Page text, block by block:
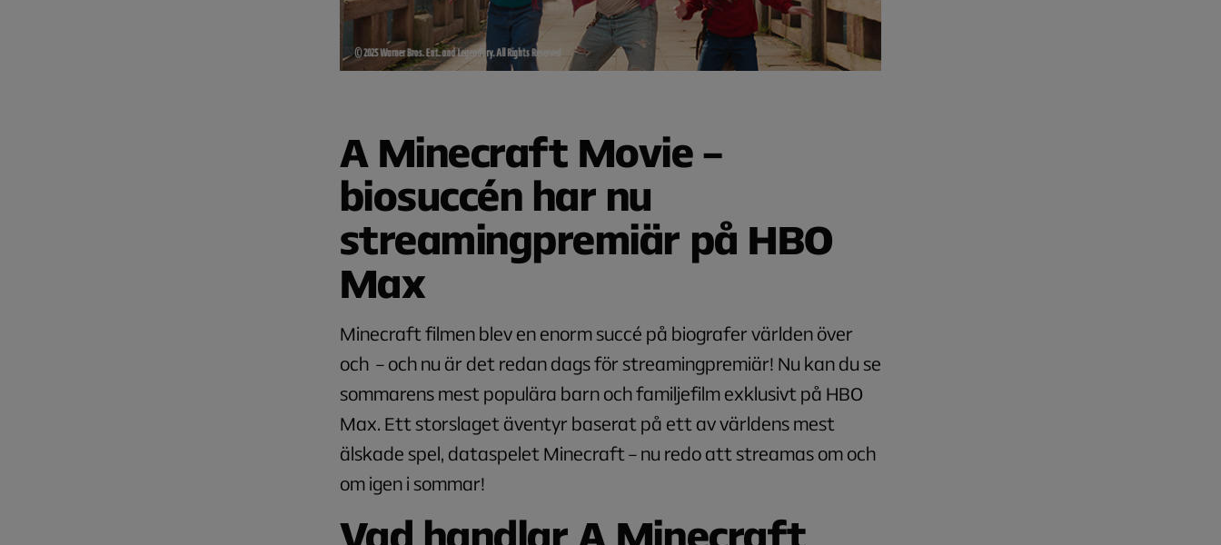
A Minecraft Movie –
biosuccén har nu
streamingpremiär på HBO
Max
Minecraft filmen blev en enorm succé på biografer världen över
och – och nu är det redan dags för streamingpremiär! Nu kan du se
sommarens mest populära barn och familjefilm exklusivt på HBO
Max. Ett storslaget äventyr baserat på ett av världens mest
älskade spel, dataspelet Minecraft – nu redo att streamas om och
om igen i sommar!
Vad handlar A Minecraft